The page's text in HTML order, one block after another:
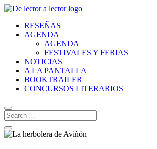
RESEÑAS
AGENDA
AGENDA
FESTIVALES Y FERIAS
NOTICIAS
A LA PANTALLA
BOOKTRAILER
CONCURSOS LITERARIOS